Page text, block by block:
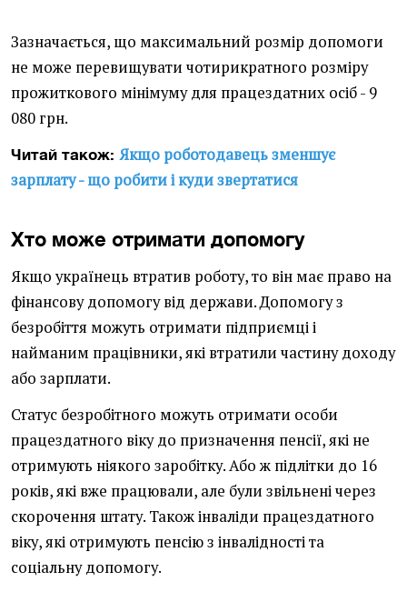
Зазначається, що максимальний розмір допомоги
не може перевищувати чотирикратного розміру
прожиткового мінімуму для працездатних осіб - 9
080 грн.
Читай також: Якщо роботодавець зменшує
зарплату - що робити і куди звертатися
Хто може отримати допомогу
Якщо українець втратив роботу, то він має право на
фінансову допомогу від держави. Допомогу з
безробіття можуть отримати підприємці і
найманим працівники, які втратили частину доходу
або зарплати.
Статус безробітного можуть отримати особи
працездатного віку до призначення пенсії, які не
отримують ніякого заробітку. Або ж підлітки до 16
років, які вже працювали, але були звільнені через
скорочення штату. Також інваліди працездатного
віку, які отримують пенсію з інвалідності та
соціальну допомогу.